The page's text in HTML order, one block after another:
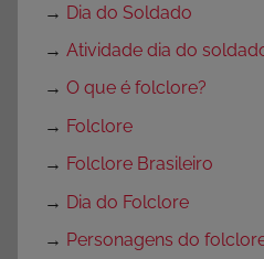
→ Dia do Soldado
→ Atividade dia do
→ O que é folclore?
→ Folclore
→ Folclore Brasileiro
→ Dia do Folclore
→ Personagens do